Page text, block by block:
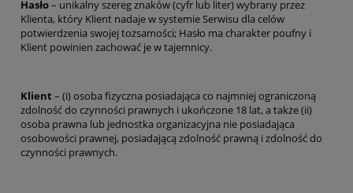
Hasło– unikalny szereg znaków (cyfr lub liter) wybrany przez
Klienta, który Klient nadaje w systemie Serwisu dla celów
potwierdzenia swojej tożsamości; Hasło ma charakter poufny i
Klient powinien zachować je w tajemnicy.
Klient – (i) osoba fizyczna posiadająca co najmniej ograniczoną
zdolność do czynności prawnych i ukończone 18 lat, a także (ii)
osoba prawna lub jednostka organizacyjna nie posiadająca
osobowości prawnej, posiadającą zdolność prawną i zdolność do
czynności prawnych.